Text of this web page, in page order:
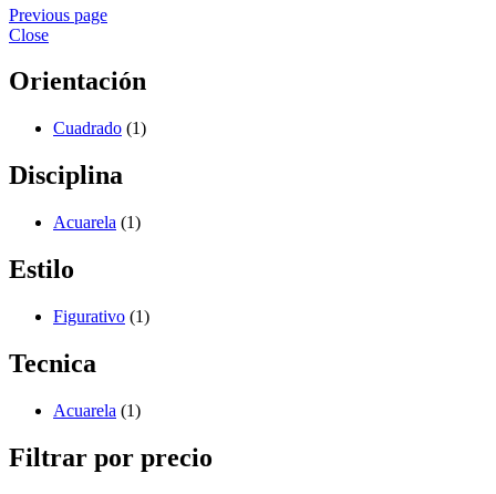
Previous page
Close
Orientación
Cuadrado (1)
Disciplina
Acuarela (1)
Estilo
Figurativo (1)
Tecnica
Acuarela (1)
Filtrar por precio